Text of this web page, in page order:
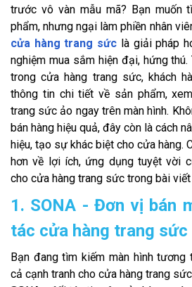
trước vô vàn mẫu mã? Bạn muốn
phẩm, nhưng ngại làm phiền nhân
cửa hàng trang sức là giải pháp
nghiệm mua sắm hiện đại, hứng
trong cửa hàng trang sức, khách
thông tin chi tiết về sản phẩm,
trang sức ảo ngay trên màn hình.
bán hàng hiệu quả, đây còn là cách
hiệu, tạo sự khác biệt cho cửa hàng.
hơn về lợi ích, ứng dụng tuyệt vời
cho cửa hàng trang sức trong bài
1. SONA - Đơn vị bán
tác cửa hàng trang sức
Bạn đang tìm kiếm màn hình
cả cạnh tranh cho cửa hàng trang